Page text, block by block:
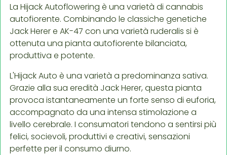
La Hijack Autoflowering è una varietà di cannabis
autofiorente. Combinando le classiche genetiche
Jack Herer e AK-47 con una varietà ruderalis si è
ottenuta una pianta autofiorente bilanciata,
produttiva e potente.
L'Hijack Auto è una varietà a predominanza sativa.
Grazie alla sua eredità Jack Herer, questa pianta
provoca istantaneamente un forte senso di euforia,
accompagnato da una intensa stimolazione a
livello cerebrale. I consumatori tendono a sentirsi più
felici, socievoli, produttivi e creativi, sensazioni
perfette per il consumo diurno.